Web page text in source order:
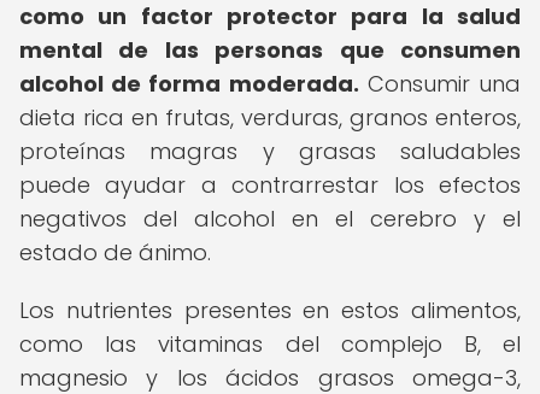
como un factor protector para la salud
mental de las personas que consumen
alcohol de forma moderada. Consumir una
dieta rica en frutas, verduras, granos enteros,
proteínas magras y grasas saludables
puede ayudar a contrarrestar los efectos
negativos del alcohol en el cerebro y el
estado de ánimo.
Los nutrientes presentes en estos alimentos,
como las vitaminas del complejo B, el
magnesio y los ácidos grasos omega-3,